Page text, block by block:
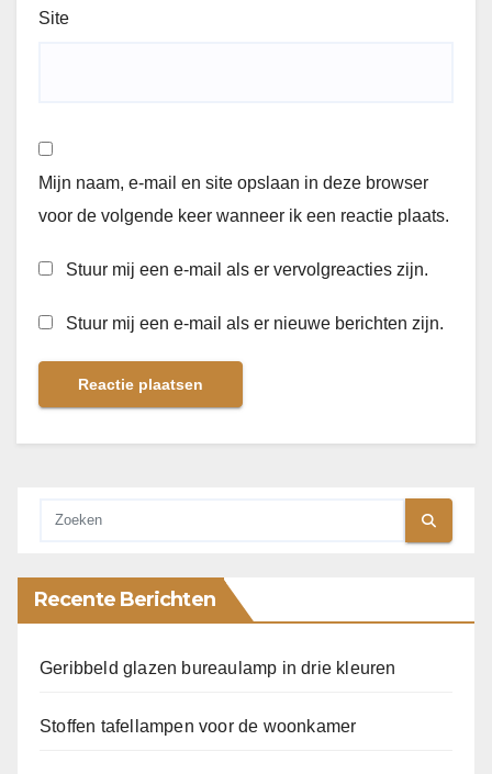
Site
Mijn naam, e-mail en site opslaan in deze browser
voor de volgende keer wanneer ik een reactie plaats.
Stuur mij een e-mail als er vervolgreacties zijn.
Stuur mij een e-mail als er nieuwe berichten zijn.
Recente Berichten
Geribbeld glazen bureaulamp in drie kleuren
Stoffen tafellampen voor de woonkamer